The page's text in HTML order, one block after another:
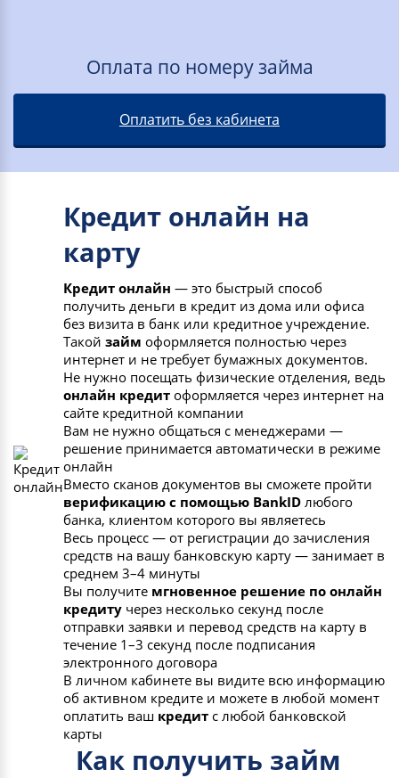
Оплата по номеру займа
Оплатить без кабинета
Кредит онлайн на
карту
Кредит онлайн — это быстрый способ
получить деньги в кредит из дома или офиса
без визита в банк или кредитное учреждение.
Такой займ оформляется полностью через
интернет и не требует бумажных документов.
Не нужно посещать физические отделения, ведь
онлайн кредит оформляется через интернет на
сайте кредитной компании
Вам не нужно общаться с менеджерами —
решение принимается автоматически в режиме
онлайн
Вместо сканов документов вы сможете пройти
верификацию с помощью BankID любого
банка, клиентом которого вы являетесь
Весь процесс — от регистрации до зачисления
средств на вашу банковскую карту — занимает в
среднем 3–4 минуты
Вы получите мгновенное решение по онлайн
кредиту через несколько секунд после
отправки заявки и перевод средств на карту в
течение 1–3 секунд после подписания
электронного договора
В личном кабинете вы видите всю информацию
об активном кредите и можете в любой момент
оплатить ваш кредит с любой банковской
карты
Как получить займ